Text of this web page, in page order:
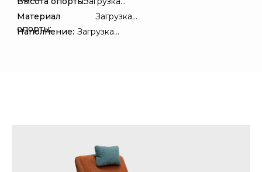
Загрузка...
Материал
опорты:
Загрузка...
Наполнение: